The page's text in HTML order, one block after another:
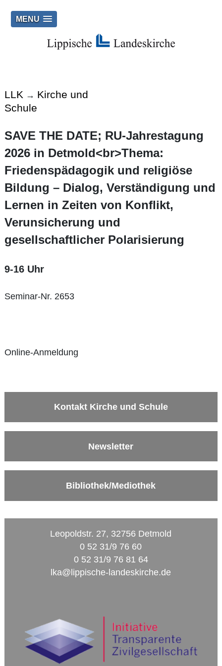
MENU
LLK → Kirche und
Schule
SAVE THE DATE; RU-Jahrestagung
2026 in Detmold<br>Thema:
Friedenspädagogik und religiöse
Bildung – Dialog, Verständigung und
Lernen in Zeiten von Konflikt,
Verunsicherung und
gesellschaftlicher Polarisierung
9-16 Uhr
Seminar-Nr. 2653
Online-Anmeldung
Kontakt Kirche und Schule
Newsletter
Bibliothek/Mediothek
Leopoldstr. 27, 32756 Detmold
0 52 31/9 76 60
0 52 31/9 76 81 64
lka@lippische-landeskirche.de